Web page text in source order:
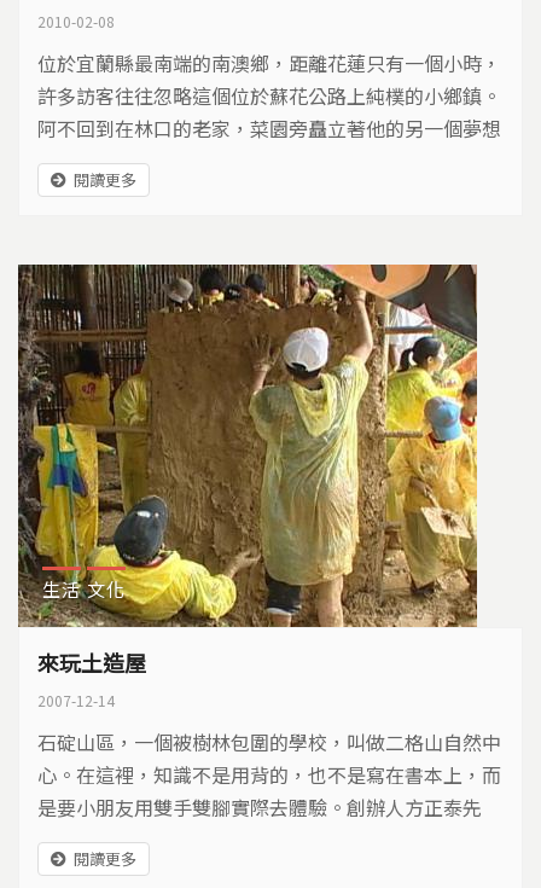
2010-02-08
位於宜蘭縣最南端的南澳鄉，距離花蓮只有一個小時，
許多訪客往往忽略這個位於蘇花公路上純樸的小鄉鎮。
阿不回到在林口的老家，菜園旁矗立著他的另一個夢想
～「田間書屋」，一向愛閱讀也喜愛文學及寫作的他，
希望這棟「田間書屋」能夠成為附近社區交換二手書的
閱讀更多
生活 文化
來玩土造屋
2007-12-14
石碇山區，一個被樹林包圍的學校，叫做二格山自然中
心。在這裡，知識不是用背的，也不是寫在書本上，而
是要小朋友用雙手雙腳實際去體驗。創辦人方正泰先
生，七年前耗資三億元買下二格山的山頭，他不蓋民
宿、不做開發，只想提供孩子一個自然學習的好環境。
閱讀更多